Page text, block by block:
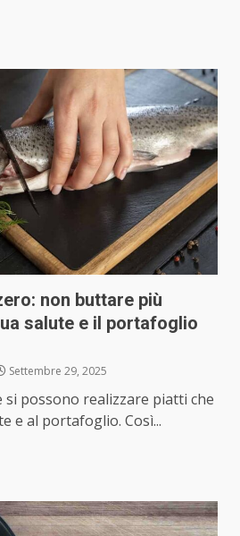
non buttare più
salute e il portafoglio
Settembre 29, 2025
si possono realizzare piatti che
e al portafoglio. Così...